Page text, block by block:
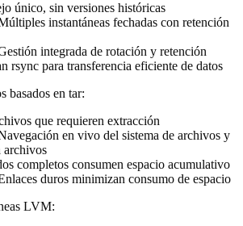
único, sin versiones históricas
instantáneas fechadas con retención
integrada de rotación y retención
rsync para transferencia eficiente de datos
basados en tar:
que requieren extracción
en vivo del sistema de archivos y
archivos
completos consumen espacio acumulativo
duros minimizan consumo de espacio
LVM: